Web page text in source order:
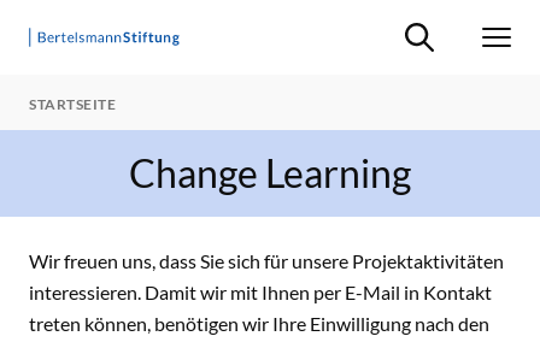
Suche ein-/
STARTSEITE
Change Learning
Wir freuen uns, dass Sie sich für unsere Projektaktivitäten
interessieren. Damit wir mit Ihnen per E-Mail in Kontakt
treten können, benötigen wir Ihre Einwilligung nach den